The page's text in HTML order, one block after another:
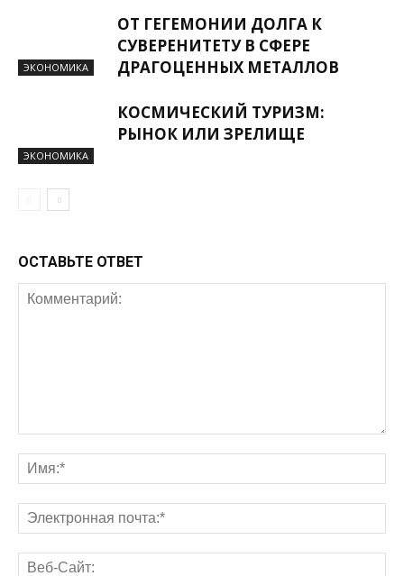
ЭКОНОМИКА
ОТ ГЕГЕМОНИИ ДОЛГА К
СУВЕРЕНИТЕТУ В СФЕРЕ
ДРАГОЦЕННЫХ МЕТАЛЛОВ
ЭКОНОМИКА
КОСМИЧЕСКИЙ ТУРИЗМ:
РЫНОК ИЛИ ЗРЕЛИЩЕ
ОСТАВЬТЕ ОТВЕТ